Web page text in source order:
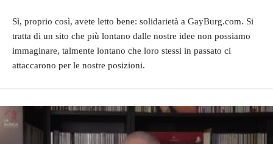
Sì, proprio così, avete letto bene: solidarietà a GayBurg.com. Si
tratta di un sito che più lontano dalle nostre idee non possiamo
immaginare, talmente lontano che loro stessi in passato ci
attaccarono per le nostre posizioni.